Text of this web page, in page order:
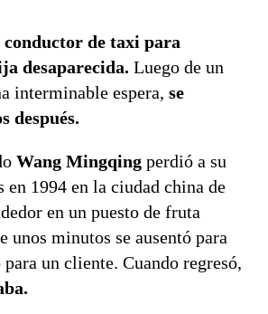
conductor de taxi para
desaparecida. Luego de un
interminable espera, se
después.
Wang Mingqing perdió a su
en 1994 en la ciudad china de
en un puesto de fruta
unos minutos se ausentó para
un cliente. Cuando regresó,